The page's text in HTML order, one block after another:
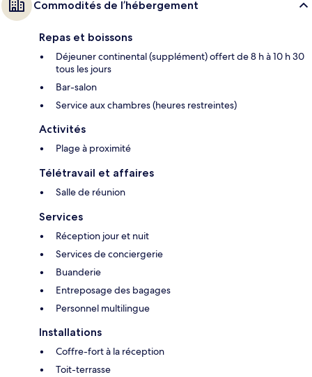
Commodités de l’hébergement
Repas et boissons
Déjeuner continental (supplément) offert de 8 h à 10 h 30
tous les jours
Bar-salon
Service aux chambres (heures restreintes)
Activités
Plage à proximité
Télétravail et affaires
Salle de réunion
Services
Réception jour et nuit
Services de conciergerie
Buanderie
Entreposage des bagages
Personnel multilingue
Installations
Coffre-fort à la réception
Toit-terrasse